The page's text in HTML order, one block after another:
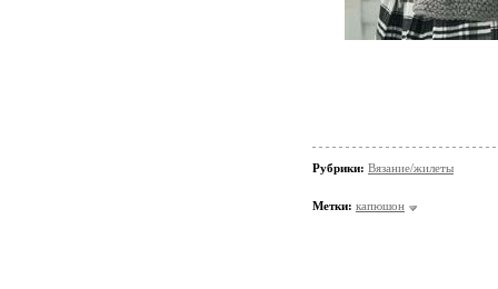
Рубрики: Вязание/жилеты
Метки: капюшон